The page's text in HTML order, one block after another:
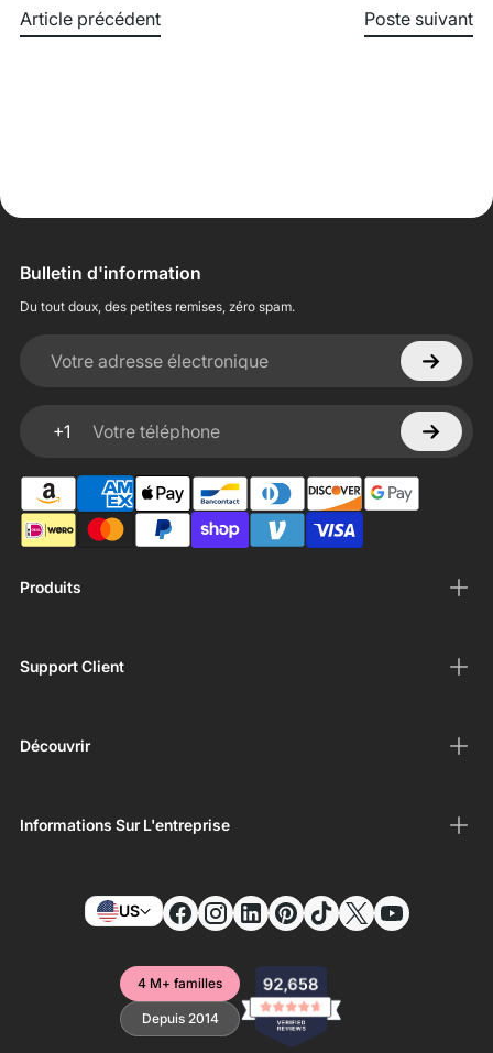
Article précédent Poste suivant
Produits
Support Client
Découvrir
Informations Sur L'entreprise
Bulletin d'information
Du tout doux, des petites remises, zéro spam.
Votre adresse électronique
+1
Votre téléphone
US
4 M+ familles
Depuis 2014